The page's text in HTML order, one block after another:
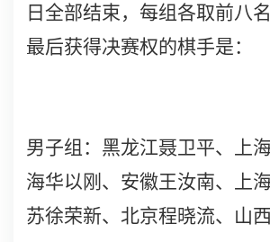
日全部结束，每组各取前八
最后获得决赛权的棋手是：
男子组：黑龙江聂卫平、上
海华以刚、安徽王汝南、上
苏徐荣新、北京程晓流、山西